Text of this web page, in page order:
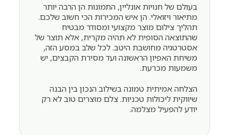
בעולם של חנויות אונליין, התמונות הן הרבה יותר
מתיאור ויזואלי. הן איש המכירות הכי חשוב שלכם.
תהליך צילום מוצר מקצועי ומסודר מבטיח
שהתוצאה הסופית לא תהיה מקרית, אלא תוצר של
אסטרטגיה מחושבת היטב. לכל שלב במסע הזה,
משיחת האפיון הראשונה ועד מסירת הקבצים, יש
משמעות מכרעת.
הצלחה אמיתית טמונה בשילוב הנכון בין הבנה
שיווקית ליכולות טכניות. צלם מוצרים טוב לא רק
יודע להפעיל מצלמה.